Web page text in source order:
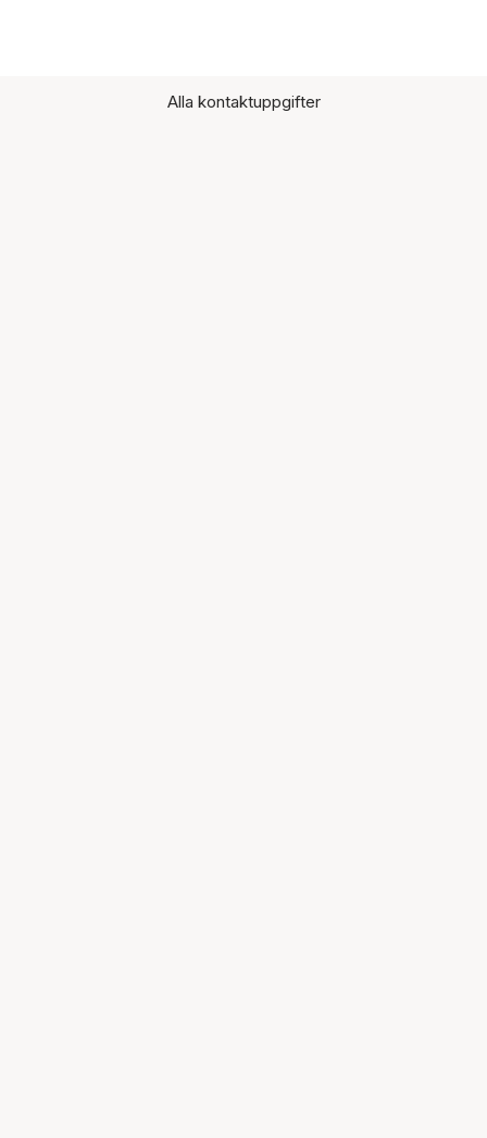
Alla kontaktuppgifter